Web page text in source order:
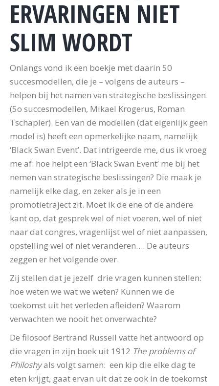
ERVARINGEN NIET
SLIM WORDT
Onlangs vond ik een boekje met daarin 50
succesmodellen, die je – volgens de auteurs –
helpen bij het namen van strategische beslissingen.
(5o succesmodellen, Mikael Krogerus, Roman
Tschapler). Een van de modellen (dat eigenlijk geen
model is) heeft een opmerkelijke naam, namelijk
‘Black Swan Event’. Dat intrigeerde me, dus ik vroeg
me af: hoe helpt een ‘Black Swan Event’ me bij het
nemen van strategische beslissingen? Die maak je
namelijk elke dag, en zeker als je in een
promotietraject zit. Moet ik de ene of de andere
kant op, dat gesprek wel of niet voeren, wel of niet
naar dat congres, vragenlijst wel of niet aanpassen,
opstelling wel of niet veranderen…. De auteurs
zeggen er het volgende over.
Zij stellen dat je jezelf drie vragen kunnen stellen:
hoe weten we wat we weten? Kunnen we de
toekomst uit het verleden afleiden? Waarom
verwachten we nooit het onverwachte?
De filosoof Bertrand Russell vatte het antwoord op
die vragen in zijn boek uit 1912 The problems of
Philoshyals volgt samen: een kip die elke dag te
eten krijgt, gaat ervan uit dat ze ook in de toekomst